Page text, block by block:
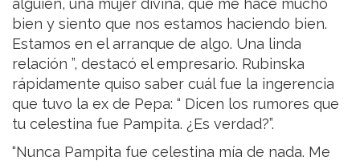
bien y siento que nos estamos haciendo bien.
Estamos en el arranque de algo. Una linda
relación ”, destacó el empresario. Rubinska
rápidamente quiso saber cuál fue la ingerencia
que tuvo la ex de Pepa: “ Dicen los rumores que
tu celestina fue Pampita. ¿Es verdad?”.
“Nunca Pampita fue celestina mía de nada. Me